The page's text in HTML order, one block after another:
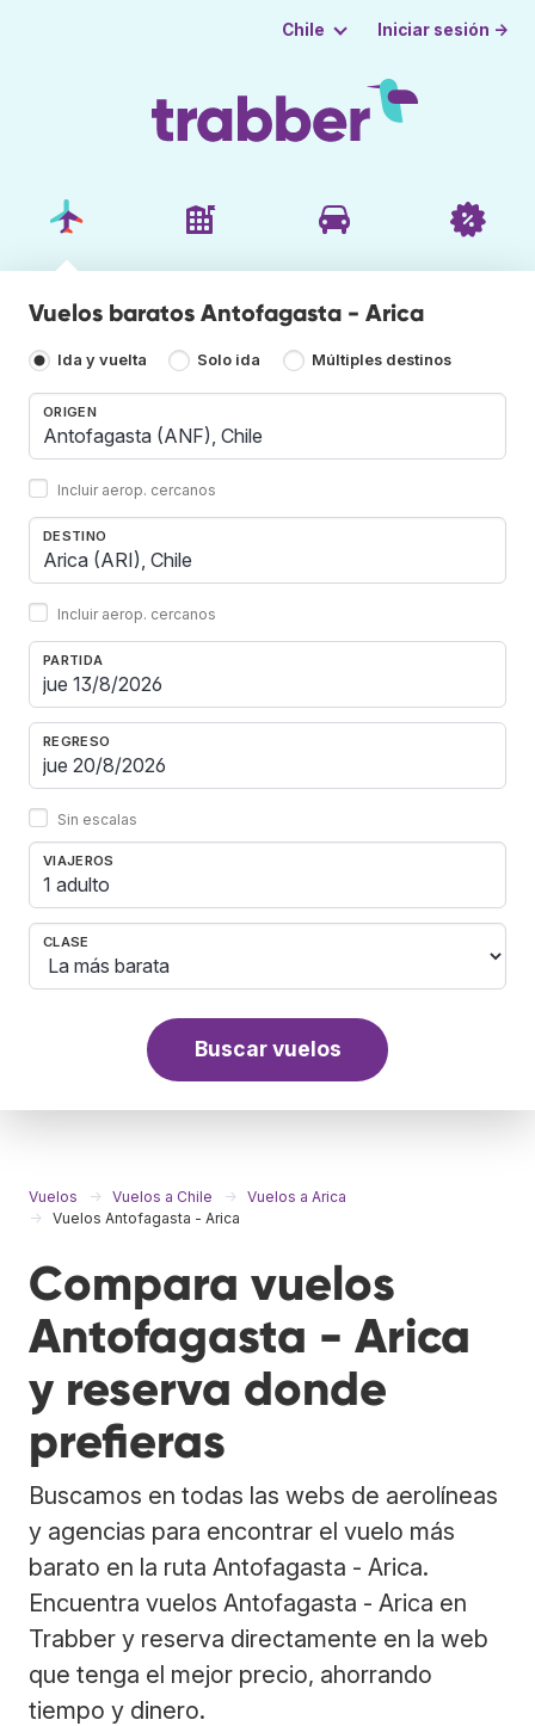
Chile Iniciar sesión →
Vuelos baratos Antofagasta - Arica
Ida y vuelta Solo ida Múltiples destinos
ORIGEN
Incluir aerop. cercanos
DESTINO
Incluir aerop. cercanos
PARTIDA
REGRESO
Sin escalas
VIAJEROS
1 adulto
CLASE
Buscar vuelos
Vuelos Vuelos a Chile
Vuelos a Arica
Vuelos Antofagasta - Arica
Compara vuelos
Antofagasta - Arica
y reserva donde
prefieras
Buscamos en todas las webs de aerolíneas
y agencias para encontrar el vuelo más
barato en la ruta Antofagasta - Arica.
Encuentra vuelos Antofagasta - Arica en
Trabber y reserva directamente en la web
que tenga el mejor precio, ahorrando
tiempo y dinero.